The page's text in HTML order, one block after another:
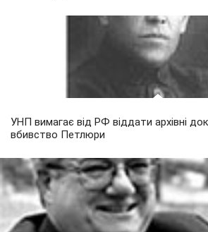
УНП вимагає від РФ віддати архівні
вбивство Петлюри